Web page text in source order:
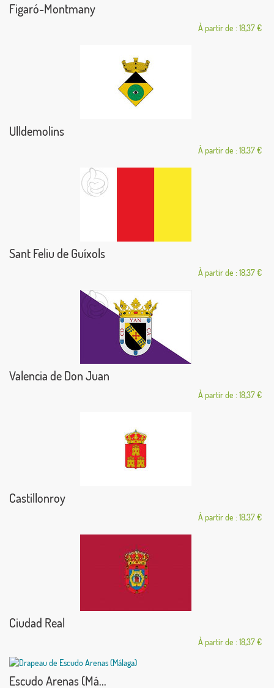
Figaró-Montmany
À partir de : 18,37 €
Ulldemolins
À partir de : 18,37 €
Sant Feliu de Guíxols
À partir de : 18,37 €
Valencia de Don Juan
À partir de : 18,37 €
Castillonroy
À partir de : 18,37 €
Ciudad Real
À partir de : 18,37 €
Escudo Arenas (Má...